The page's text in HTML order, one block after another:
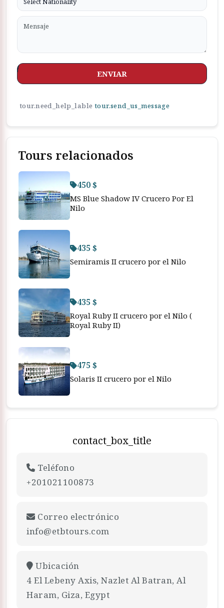
ENVIAR
tour.need_help_lable tour.send_us_message
Tours relacionados
450 $
MS Blue Shadow IV Crucero Por El
Nilo
435 $
Semiramis II crucero por el Nilo
435 $
Royal Ruby II crucero por el Nilo (
Royal Ruby II)
475 $
Solaris II crucero por el Nilo
contact_box_title
Teléfono
+201021100873
Correo electrónico
info@etbtours.com
Ubicación
4 El Lebeny Axis, Nazlet Al Batran, Al
Haram, Giza, Egypt